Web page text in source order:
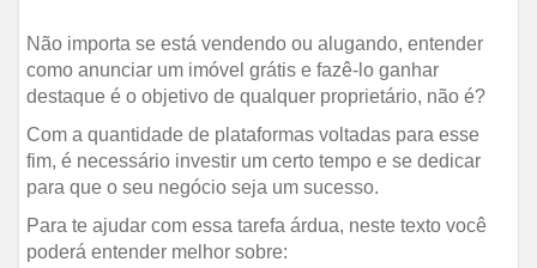
Não importa se está vendendo ou alugando, entender
como anunciar um imóvel grátis e fazê-lo ganhar
destaque é o objetivo de qualquer proprietário, não é?
Com a quantidade de plataformas voltadas para esse
fim, é necessário investir um certo tempo e se dedicar
para que o seu negócio seja um sucesso.
Para te ajudar com essa tarefa árdua, neste texto você
poderá entender melhor sobre: